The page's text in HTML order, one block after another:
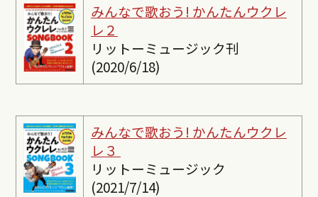
みんなで歌おう! かんたんウクレ
レ２
リットーミュージック刊
(2020/6/18)
みんなで歌おう! かんたんウクレ
レ３
リットーミュージック
(2021/7/14)